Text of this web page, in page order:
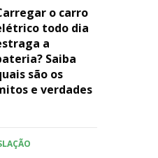
o carro
todo dia
a
Saiba
são os
e verdades